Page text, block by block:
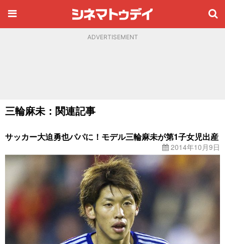
ADVERTISEMENT
三輪麻未：関連記事
サッカー大迫勇也パパに！モデル三輪麻未が第1子女児出産
2014年10月9日